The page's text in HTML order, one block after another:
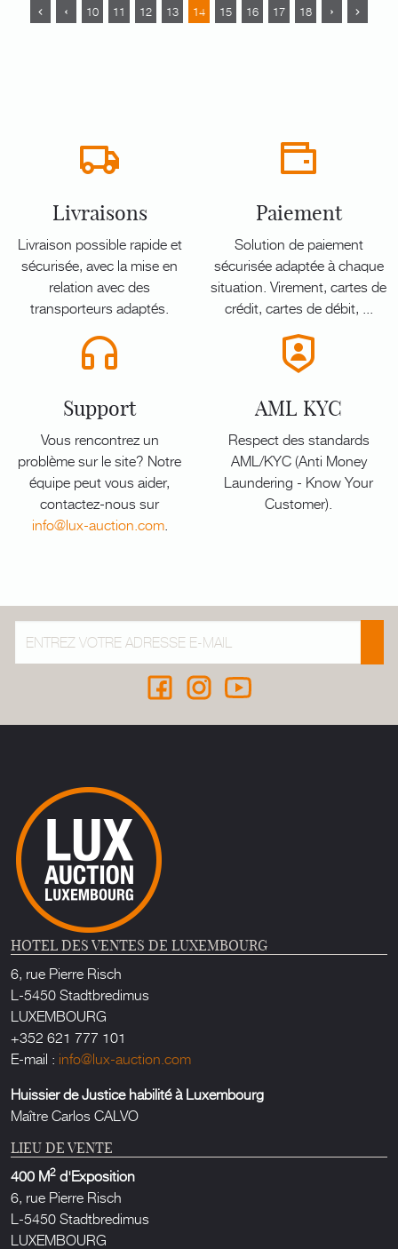
10 11 12 13 14 15 16 17 18
Livraisons
Livraison possible rapide et
sécurisée, avec la mise en
relation avec des
transporteurs adaptés.
Paiement
Solution de paiement
sécurisée adaptée à chaque
situation. Virement, cartes de
crédit, cartes de débit, ...
Support
Vous rencontrez un
problème sur le site? Notre
équipe peut vous aider,
contactez-nous sur
info@lux-auction.com.
AML KYC
Respect des standards
AML/KYC (Anti Money
Laundering - Know Your
Customer).
HOTEL DES VENTES DE LUXEMBOURG
6, rue Pierre Risch
L-5450 Stadtbredimus
LUXEMBOURG
+352 621 777 101
E-mail : info@lux-auction.com
Huissier de Justice habilité à Luxembourg
Maître Carlos CALVO
LIEU DE VENTE
400 M2 d'Exposition
6, rue Pierre Risch
L-5450 Stadtbredimus
LUXEMBOURG